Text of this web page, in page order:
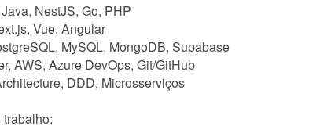
NestJS, Go, PHP
Vue, Angular
MySQL, MongoDB, Supabase
AWS, Azure DevOps, Git/GitHub
DDD, Microsserviços